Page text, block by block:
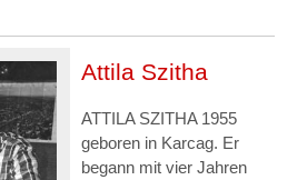
Attila Szitha
ATTILA SZITHA 1955
geboren in Karcag. Er
begann mit vier Jahren